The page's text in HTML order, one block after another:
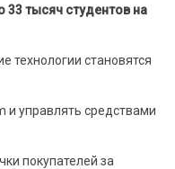
33 тысяч студентов на
технологии становятся
и управлять средствами
покупателей за